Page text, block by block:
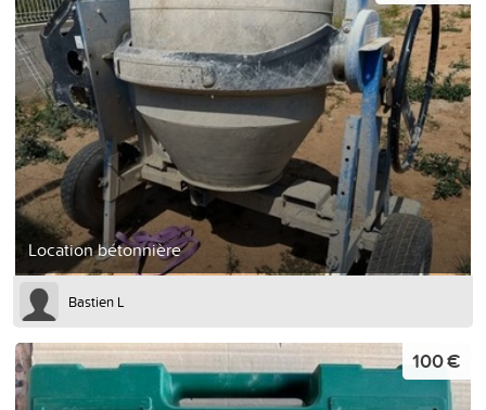
Location bétonnière
Bastien L
100 €